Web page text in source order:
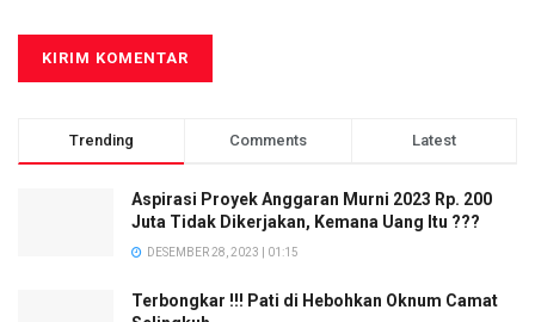
Trending Comments Latest
Aspirasi Proyek Anggaran Murni 2023 Rp. 200
Juta Tidak Dikerjakan, Kemana Uang Itu ???
DESEMBER 28, 2023 | 01:15
Terbongkar !!! Pati di Hebohkan Oknum Camat